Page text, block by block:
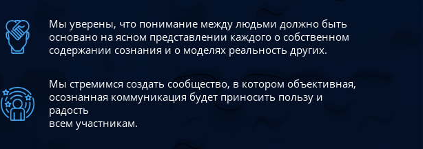
Мы уверены, что понимание между людьми должно быть
основано на ясном представлении каждого о собственном
содержании сознания и о моделях реальность других.
Мы стремимся создать сообщество, в котором объективная,
осознанная коммуникация будет приносить пользу и
радость
всем участникам.